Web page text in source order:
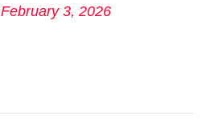
February 3, 2026